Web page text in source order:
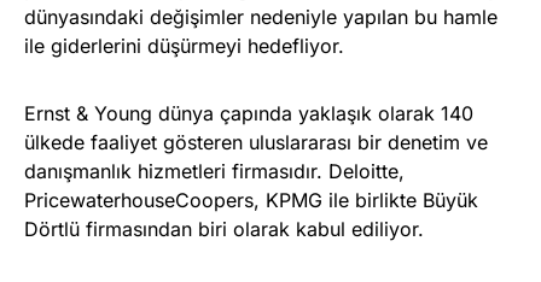
dünyasındaki değişimler nedeniyle yapılan bu hamle
ile giderlerini düşürmeyi hedefliyor.
Ernst & Young dünya çapında yaklaşık olarak 140
ülkede faaliyet gösteren uluslararası bir denetim ve
danışmanlık hizmetleri firmasıdır. Deloitte,
PricewaterhouseCoopers, KPMG ile birlikte Büyük
Dörtlü firmasından biri olarak kabul ediliyor.